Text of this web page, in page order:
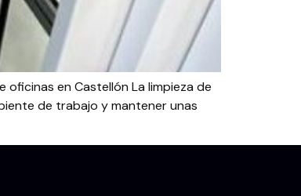
en Castellón La limpieza de
de trabajo y mantener unas